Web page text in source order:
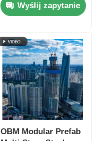
zamówienie
Wyślij zapytanie
OBM Modular Prefab